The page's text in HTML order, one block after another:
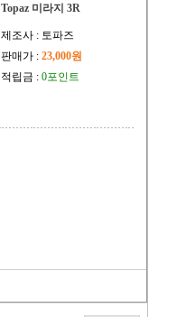
Topaz 미라지 3R
제조사 : 토파즈
판매가 : 23,000원
적립금 : 0포인트